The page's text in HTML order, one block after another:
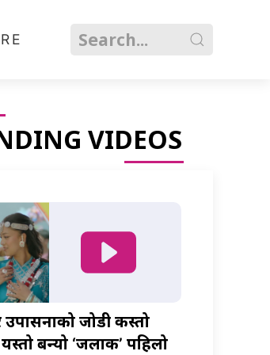
VIDEOS
उपासनाको जोडी कस्तो
बन्यो ‘जलाकी’ पहिलो